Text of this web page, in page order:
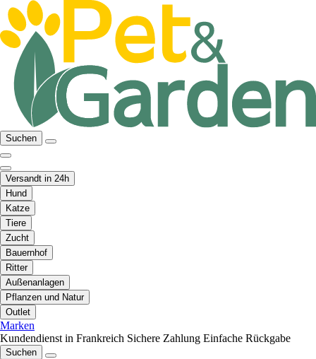
Suchen
Versandt in 24h
Hund
Katze
Tiere
Zucht
Bauernhof
Ritter
Außenanlagen
Pflanzen und Natur
Outlet
Marken
Kundendienst in Frankreich Sichere Zahlung Einfache Rückgabe
Suchen